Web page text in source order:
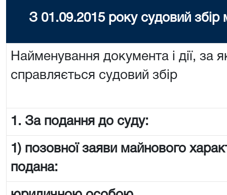
З 01.09.2015 року судовий
Найменування документа і дії, за
справляється судовий збір
1. За подання до суду:
1) позовної заяви майнового
подана: